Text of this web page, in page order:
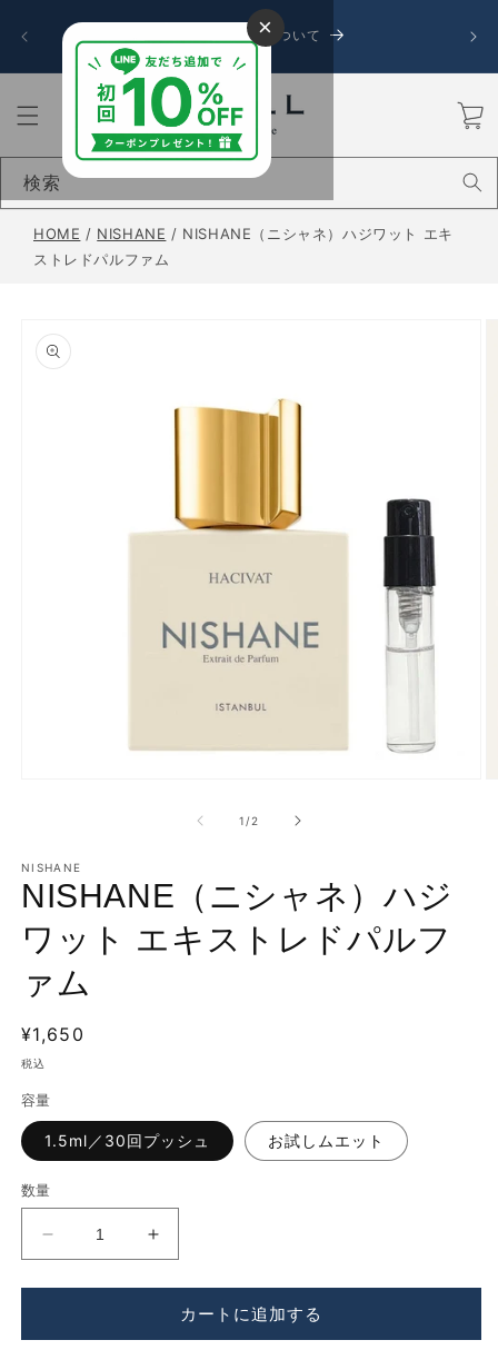
ンツに
進む
お盆期間中の発送について
送に
ー
検索
HOME / NISHANE / NISHANE（ニシャネ）ハジワット エキ
ストレドパルファム
報にス
キップ
で
メ
デ
ィ
を
く
1 /の
2
NISHANE
NISHANE（ニシャネ）ハジ
ワット エキストレドパルフ
ァム
通
常
価
格
¥1,650
税込
容量
1.5ml／30回プッシュ お試しムエット
数量
NISHANE（ニNISHANE（ニ
ネ）
カートに追加する
×